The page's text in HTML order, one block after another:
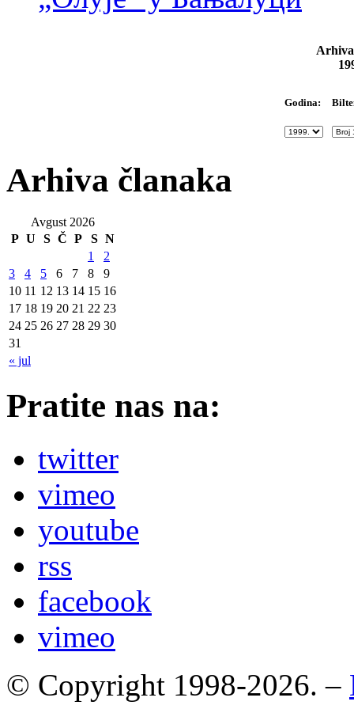
Godina:
Arhiva članaka
Avgust 2026
P U S Č P S N
« jul
1
2
3
4 5 6 7 8
9
10 11 12 13 14 15 16
17 18 19 20 21 22 23
24 25 26 27 28 29 30
31
Pratite nas na:
twitter
vimeo
youtube
rss
facebook
vimeo
© Copyright 1998-2026. –